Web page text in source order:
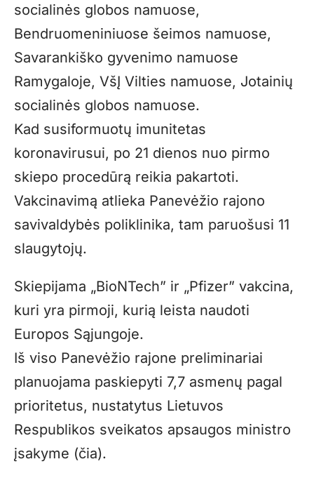
socialinės globos namuose,
Bendruomeniniuose šeimos namuose,
Savarankiško gyvenimo namuose
Ramygaloje, VšĮ Vilties namuose, Jotainių
socialinės globos namuose.
Kad susiformuotų imunitetas
koronavirusui, po 21 dienos nuo pirmo
skiepo procedūrą reikia pakartoti.
Vakcinavimą atlieka Panevėžio rajono
savivaldybės poliklinika, tam paruošusi 11
slaugytojų.
Skiepijama „BioNTech” ir „Pfizer” vakcina,
kuri yra pirmoji, kurią leista naudoti
Europos Sąjungoje.
Iš viso Panevėžio rajone preliminariai
planuojama paskiepyti 7,7 asmenų pagal
prioritetus, nustatytus Lietuvos
Respublikos sveikatos apsaugos ministro
įsakyme (čia).